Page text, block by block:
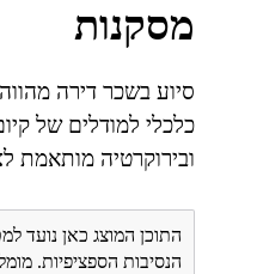
מסקנות
סיוע בשכר דירה
כלכלי למודלים של
ובירוקרטיה מותאמת
התוכן המוצג כאן נועד
הנסיבות הספציפיות.